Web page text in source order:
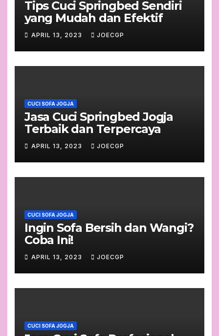
Tips Cuci Springbed Sendiri
yang Mudah dan Efektif
APRIL 13, 2023 JOECGP
CUCI SOFA JOGJA
Jasa Cuci Springbed Jogja
Terbaik dan Terpercaya
APRIL 13, 2023 JOECGP
CUCI SOFA JOGJA
Ingin Sofa Bersih dan Wangi?
Coba Ini!
APRIL 13, 2023 JOECGP
CUCI SOFA JOGJA